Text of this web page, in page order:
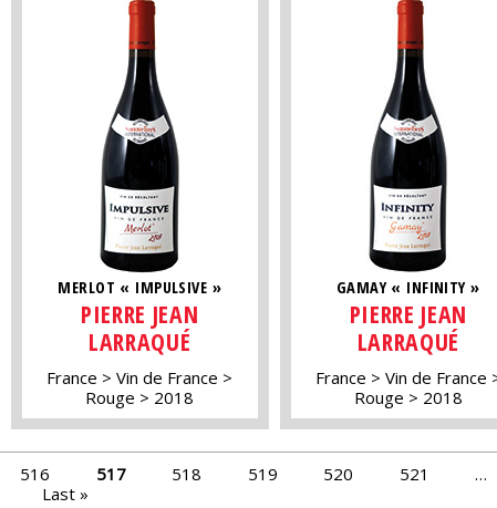
MERLOT « IMPULSIVE »
PIERRE JEAN
LARRAQUÉ
France
Vin de France
Rouge
2018
GAMAY « INFINITY »
PIERRE JEAN
LARRAQUÉ
France
Vin de France
Rouge
2018
516 517 518 519 520 521
…
Last »